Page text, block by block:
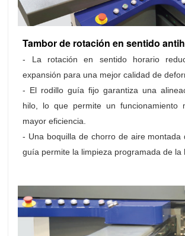
Tambor de rotación en sentido
- La rotación en sentido horario
expansión para una mejor calidad de
- El rodillo guía fijo garantiza una
hilo, lo que permite un funcionamiento
mayor eficiencia.
- Una boquilla de chorro de aire montada
guía permite la limpieza programada de la